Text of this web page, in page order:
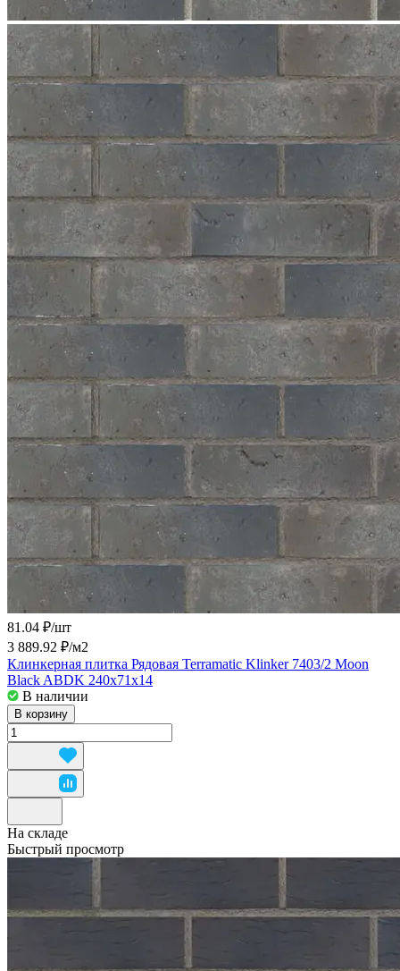
81.04 ₽/шт
3 889.92 ₽/м2
Клинкерная плитка Рядовая Terramatic Klinker 7403/2 Moon
Black ABDK 240x71x14
В наличии
В корзину
На складе
Быстрый просмотр